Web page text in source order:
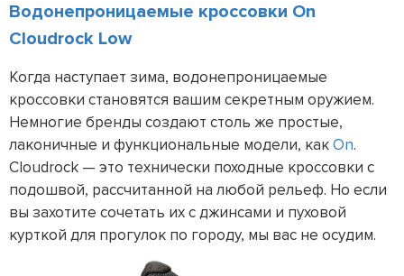
Водонепроницаемые кроссовки On
Cloudrock Low
Когда наступает зима, водонепроницаемые
кроссовки становятся вашим секретным оружием.
Немногие бренды создают столь же простые,
лаконичные и функциональные модели, какOn.
Cloudrock — это технически походные кроссовки с
подошвой, рассчитанной на любой рельеф. Но если
вы захотите сочетать их с джинсами и пуховой
курткой для прогулок по городу, мы вас не осудим.